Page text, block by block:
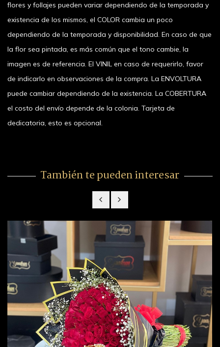
flores y follajes pueden variar dependiendo de la temporada y
existencia de los mismos, el COLOR cambia un poco
dependiendo de la temporada y disponibilidad. En caso de que
la flor sea pintada, es más común que el tono cambie, la
imagen es de referencia. El VINIL en caso de requerirlo, favor
de indicarlo en observaciones de la compra. La ENVOLTURA
puede cambiar dependiendo de la existencia. La COBERTURA
el costo del envío depende de la colonia. Tarjeta de
dedicatoria, esto es opcional.
También te pueden interesar